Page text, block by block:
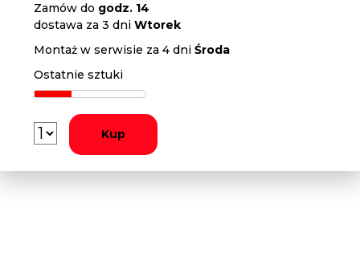
Zamów do godz. 14
dostawa za 3 dniWtorek
Montaż w serwisie za 4 dniŚroda
Ostatnie sztuki
Kup